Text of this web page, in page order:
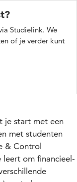
Studielink. We
of je verder kunt
je start met een
met studenten
& Control
leert om financieel-